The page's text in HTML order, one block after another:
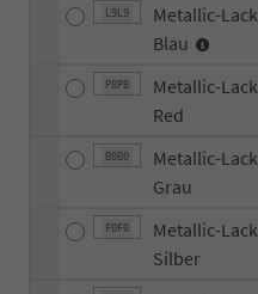
L9L9
Metallic-
Blau
P8P8
Metallic-
Red
B0B0
Metallic-
Grau
F0F0
Metallic-
Silber